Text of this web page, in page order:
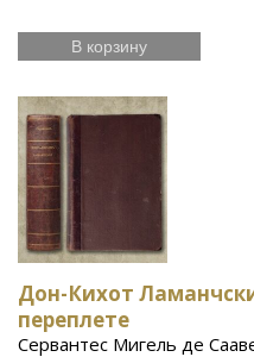
В корзину
Дон-Кихот
переплете
Сервантес Мигель де